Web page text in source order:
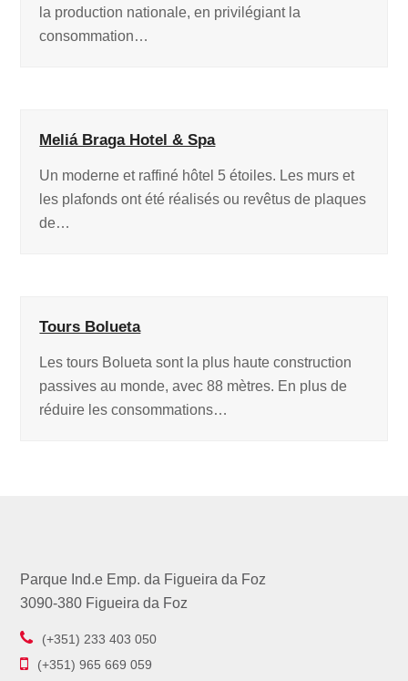
la production nationale, en privilégiant la
consommation…
Meliá Braga Hotel & Spa
Un moderne et raffiné hôtel 5 étoiles. Les murs et
les plafonds ont été réalisés ou revêtus de plaques
de…
Tours Bolueta
Les tours Bolueta sont la plus haute construction
passives au monde, avec 88 mètres. En plus de
réduire les consommations…
Parque Ind.e Emp. da Figueira da Foz
3090-380 Figueira da Foz
(+351) 233 403 050
(+351) 965 669 059